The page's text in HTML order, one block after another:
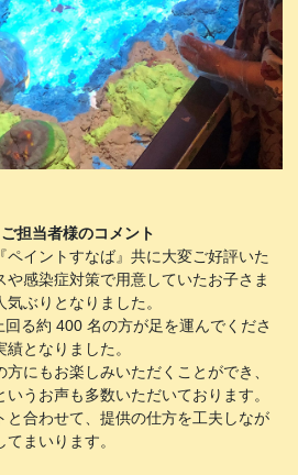
担当者様のコメント
ペイントすなば』共に大変ご好評いた
感染症対策で用意していたお子さま
ぶりとなりました。
る約 400 名の方が足を運んでくださ
となりました。
にもお楽しみいただくことができ、
いうお声も多数いただいております。
と合わせて、提供の仕方を工夫しなが
まいります。